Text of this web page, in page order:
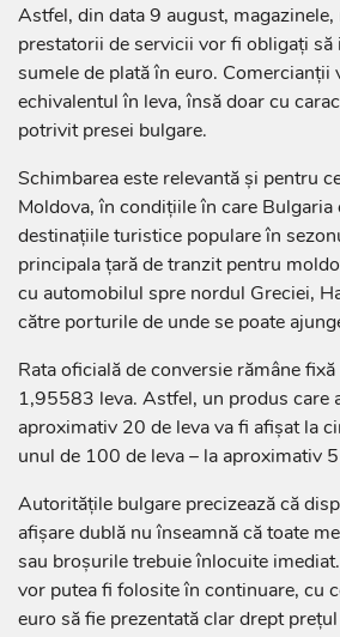
Astfel, din data 9 august,
prestatorii de servicii vor fi obligați să
sumele de plată în euro. Comercianții
echivalentul în leva, însă doar cu
potrivit presei bulgare.
Schimbarea este relevantă și pentru
Moldova, în condițiile în care Bulgaria
destinațiile turistice populare în
principala țară de tranzit pentru
cu automobilul spre nordul Greciei,
către porturile de unde se poate
Rata oficială de conversie rămâne
1,95583 leva. Astfel, un produs care
aproximativ 20 de leva va fi afișat la
unul de 100 de leva – la aproximativ
Autoritățile bulgare precizează că
afișare dublă nu înseamnă că toate
sau broșurile trebuie înlocuite
vor putea fi folosite în continuare, cu
euro să fie prezentată clar drept